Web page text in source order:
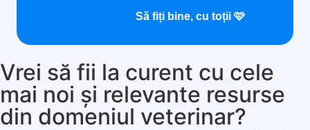
Să fiți bine, cu toții 🩷
Vrei să fii la curent cu cele
mai noi și relevante resurse
din domeniul veterinar?